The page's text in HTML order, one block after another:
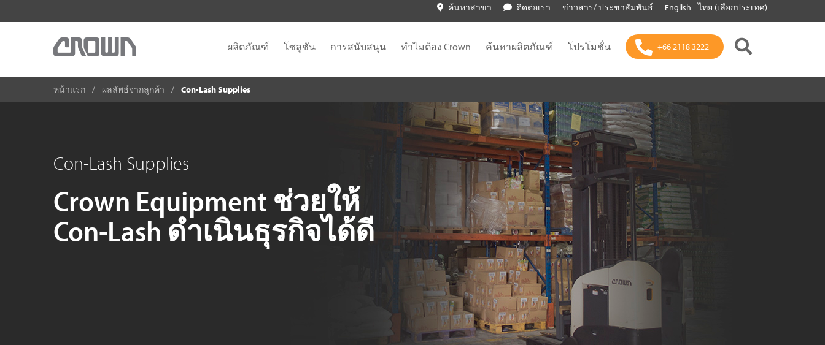
ค้นหาสาขา ติดต่อเรา ข่าวสาร/ ประชาสัมพันธ์ English ไทย (เลือกประเทศ)
ผลิตภัณฑ์ โซลูชัน การสนับสนุน ทำไมต้อง Crown ค้นหาผลิตภัณฑ์ โปรโมชั่น +66 2118 3222
หน้าแรก ผลลัพธ์จากลูกค้า Con-Lash Supplies
Con-Lash Supplies
Crown Equipment ช่วยให้
Con-Lash ดำเนินธุรกิจได้ดี